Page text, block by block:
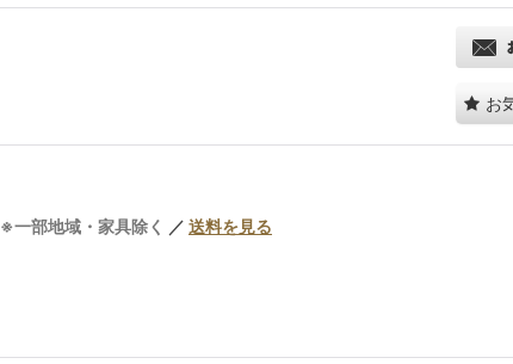
お
※一部地域・家具除く ／ 送料を見る